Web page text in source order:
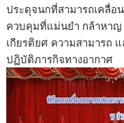
ประดุจนกที่สามารถเคลื่อ
ควบคุมที่แม่นยำ กล้าหาญ
เกียรติยศ ความสามารถ
ปฏิบัติภารกิจทางอากาศ